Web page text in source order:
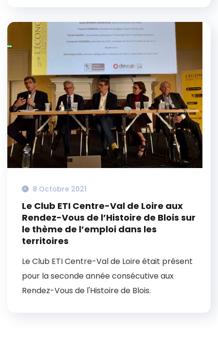
8 Octobre 2021
Le Club ETI Centre-Val de Loire aux
Rendez-Vous de l’Histoire de Blois sur
le thème de l’emploi dans les
territoires
Le Club ETI Centre-Val de Loire était présent
pour la seconde année consécutive aux
Rendez-Vous de l'Histoire de Blois.